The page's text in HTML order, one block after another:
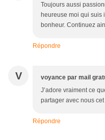
Toujours aussi
heureuse moi qui suis
bonheur. Continuez
Répondre
V voyance par mail
J’adore vraiment ce
partager avec nous cet
Répondre